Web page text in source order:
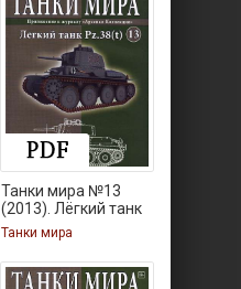
Танки мира №13
(2013). Лёгкий танк
Танки мира